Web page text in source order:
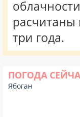
три года.
ПОГОДА
Ябоган